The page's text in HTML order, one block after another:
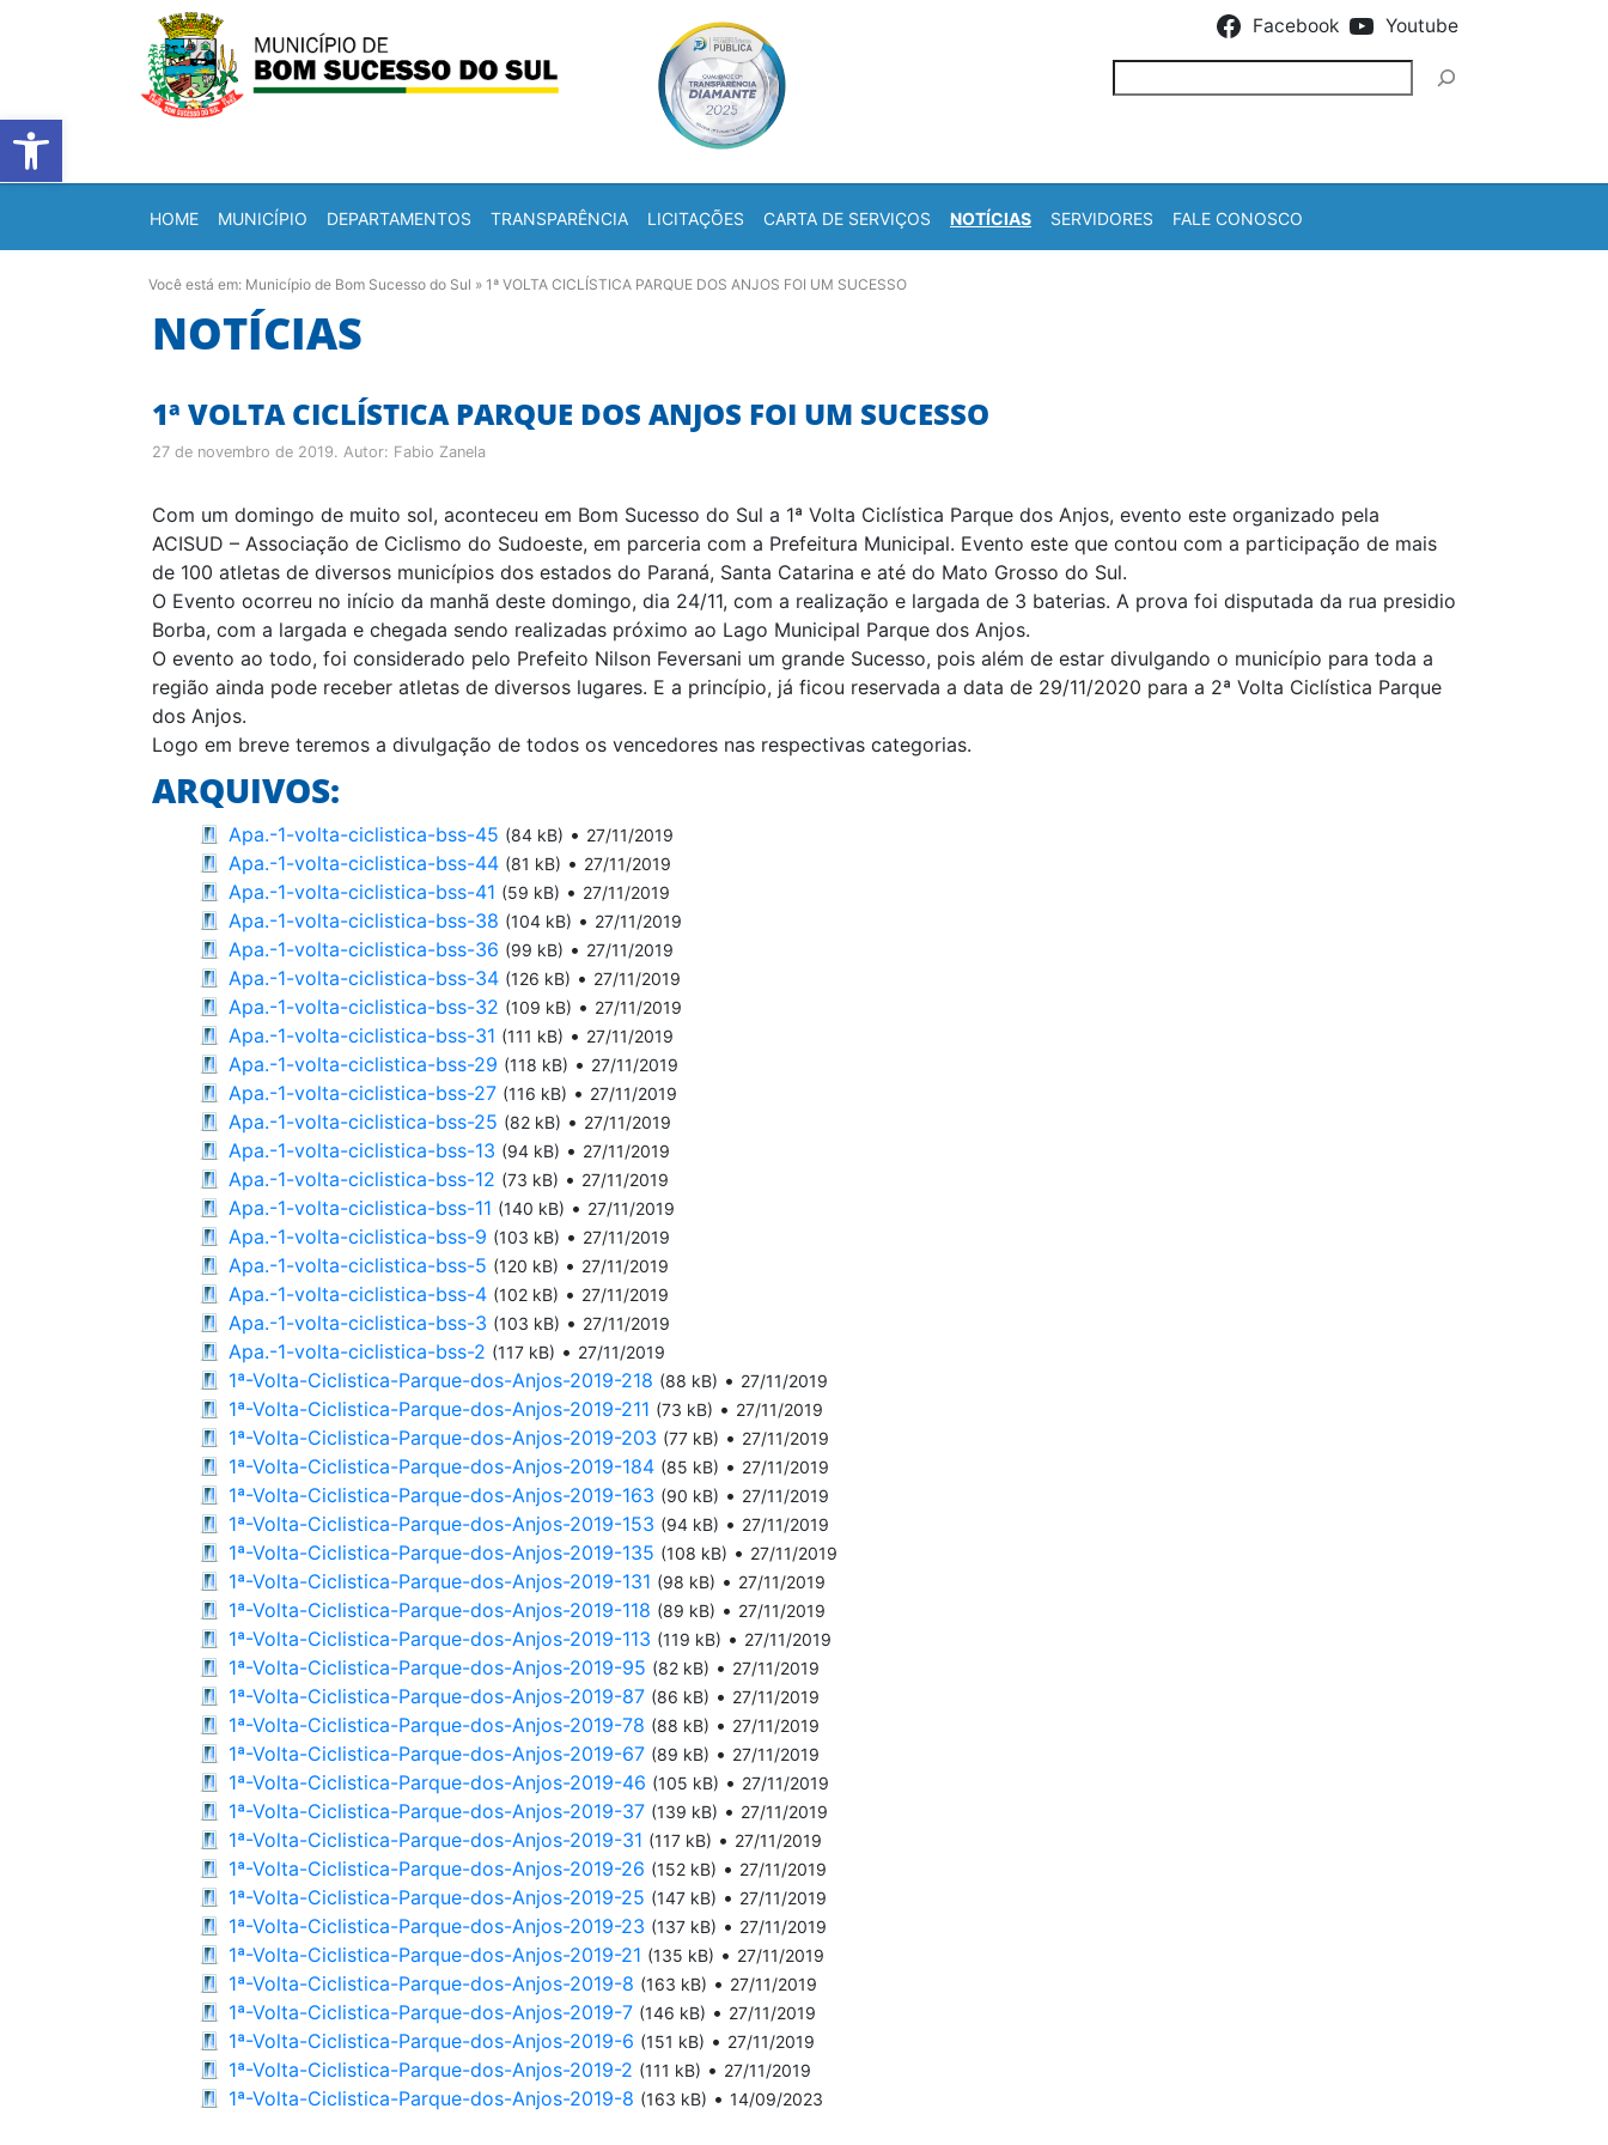
Barra de Ferramentas Aberta
Facebook Youtube
HOME MUNICÍPIO DEPARTAMENTOS TRANSPARÊNCIA LICITAÇÕES CARTA DE SERVIÇOS NOTÍCIAS SERVIDORES FALE CONOSCO
Você está em: Município de Bom Sucesso do Sul » 1ª VOLTA CICLÍSTICA PARQUE DOS ANJOS FOI UM SUCESSO
NOTÍCIAS
1ª VOLTA CICLÍSTICA PARQUE DOS ANJOS FOI UM SUCESSO
27 de novembro de 2019. Autor: Fabio Zanela
Com um domingo de muito sol, aconteceu em Bom Sucesso do Sul a 1ª Volta Ciclística Parque dos Anjos, evento este organizado pela
ACISUD – Associação de Ciclismo do Sudoeste, em parceria com a Prefeitura Municipal. Evento este que contou com a participação de mais
de 100 atletas de diversos municípios dos estados do Paraná, Santa Catarina e até do Mato Grosso do Sul.
O Evento ocorreu no início da manhã deste domingo, dia 24/11, com a realização e largada de 3 baterias. A prova foi disputada da rua presidio
Borba, com a largada e chegada sendo realizadas próximo ao Lago Municipal Parque dos Anjos.
O evento ao todo, foi considerado pelo Prefeito Nilson Feversani um grande Sucesso, pois além de estar divulgando o município para toda a
região ainda pode receber atletas de diversos lugares. E a princípio, já ficou reservada a data de 29/11/2020 para a 2ª Volta Ciclística Parque
dos Anjos.
Logo em breve teremos a divulgação de todos os vencedores nas respectivas categorias.
ARQUIVOS:
Apa.-1-volta-ciclistica-bss-45 (84 kB) • 27/11/2019
Apa.-1-volta-ciclistica-bss-44 (81 kB) • 27/11/2019
Apa.-1-volta-ciclistica-bss-41 (59 kB) • 27/11/2019
Apa.-1-volta-ciclistica-bss-38 (104 kB) • 27/11/2019
Apa.-1-volta-ciclistica-bss-36 (99 kB) • 27/11/2019
Apa.-1-volta-ciclistica-bss-34 (126 kB) • 27/11/2019
Apa.-1-volta-ciclistica-bss-32 (109 kB) • 27/11/2019
Apa.-1-volta-ciclistica-bss-31 (111 kB) • 27/11/2019
Apa.-1-volta-ciclistica-bss-29 (118 kB) • 27/11/2019
Apa.-1-volta-ciclistica-bss-27 (116 kB) • 27/11/2019
Apa.-1-volta-ciclistica-bss-25 (82 kB) • 27/11/2019
Apa.-1-volta-ciclistica-bss-13 (94 kB) • 27/11/2019
Apa.-1-volta-ciclistica-bss-12 (73 kB) • 27/11/2019
Apa.-1-volta-ciclistica-bss-11 (140 kB) • 27/11/2019
Apa.-1-volta-ciclistica-bss-9 (103 kB) • 27/11/2019
Apa.-1-volta-ciclistica-bss-5 (120 kB) • 27/11/2019
Apa.-1-volta-ciclistica-bss-4 (102 kB) • 27/11/2019
Apa.-1-volta-ciclistica-bss-3 (103 kB) • 27/11/2019
Apa.-1-volta-ciclistica-bss-2 (117 kB) • 27/11/2019
1ª-Volta-Ciclistica-Parque-dos-Anjos-2019-218 (88 kB) • 27/11/2019
1ª-Volta-Ciclistica-Parque-dos-Anjos-2019-211 (73 kB) • 27/11/2019
1ª-Volta-Ciclistica-Parque-dos-Anjos-2019-203 (77 kB) • 27/11/2019
1ª-Volta-Ciclistica-Parque-dos-Anjos-2019-184 (85 kB) • 27/11/2019
1ª-Volta-Ciclistica-Parque-dos-Anjos-2019-163 (90 kB) • 27/11/2019
1ª-Volta-Ciclistica-Parque-dos-Anjos-2019-153 (94 kB) • 27/11/2019
1ª-Volta-Ciclistica-Parque-dos-Anjos-2019-135 (108 kB) • 27/11/2019
1ª-Volta-Ciclistica-Parque-dos-Anjos-2019-131 (98 kB) • 27/11/2019
1ª-Volta-Ciclistica-Parque-dos-Anjos-2019-118 (89 kB) • 27/11/2019
1ª-Volta-Ciclistica-Parque-dos-Anjos-2019-113 (119 kB) • 27/11/2019
1ª-Volta-Ciclistica-Parque-dos-Anjos-2019-95 (82 kB) • 27/11/2019
1ª-Volta-Ciclistica-Parque-dos-Anjos-2019-87 (86 kB) • 27/11/2019
1ª-Volta-Ciclistica-Parque-dos-Anjos-2019-78 (88 kB) • 27/11/2019
1ª-Volta-Ciclistica-Parque-dos-Anjos-2019-67 (89 kB) • 27/11/2019
1ª-Volta-Ciclistica-Parque-dos-Anjos-2019-46 (105 kB) • 27/11/2019
1ª-Volta-Ciclistica-Parque-dos-Anjos-2019-37 (139 kB) • 27/11/2019
1ª-Volta-Ciclistica-Parque-dos-Anjos-2019-31 (117 kB) • 27/11/2019
1ª-Volta-Ciclistica-Parque-dos-Anjos-2019-26 (152 kB) • 27/11/2019
1ª-Volta-Ciclistica-Parque-dos-Anjos-2019-25 (147 kB) • 27/11/2019
1ª-Volta-Ciclistica-Parque-dos-Anjos-2019-23 (137 kB) • 27/11/2019
1ª-Volta-Ciclistica-Parque-dos-Anjos-2019-21 (135 kB) • 27/11/2019
1ª-Volta-Ciclistica-Parque-dos-Anjos-2019-8 (163 kB) • 27/11/2019
1ª-Volta-Ciclistica-Parque-dos-Anjos-2019-7 (146 kB) • 27/11/2019
1ª-Volta-Ciclistica-Parque-dos-Anjos-2019-6 (151 kB) • 27/11/2019
1ª-Volta-Ciclistica-Parque-dos-Anjos-2019-2 (111 kB) • 27/11/2019
1ª-Volta-Ciclistica-Parque-dos-Anjos-2019-8 (163 kB) • 14/09/2023